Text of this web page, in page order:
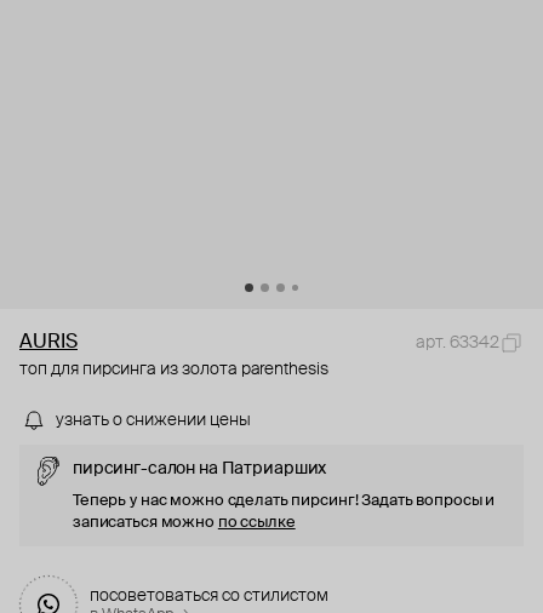
AURIS
арт. 63342
топ для пирсинга из золота parenthesis
узнать о снижении цены
пирсинг-салон на Патриарших
Теперь у нас можно сделать пирсинг! Задать вопросы и
записаться можно по ссылке
посоветоваться со стилистом